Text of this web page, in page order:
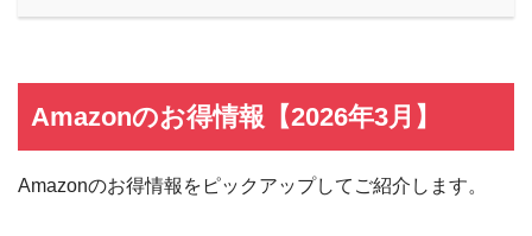
Amazonのお得情報【2026年3月】
Amazonのお得情報をピックアップしてご紹介します。